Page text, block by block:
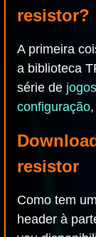
resistor?
A primeira
a biblioteca
série de
configuração
resistor
Como tem
header à